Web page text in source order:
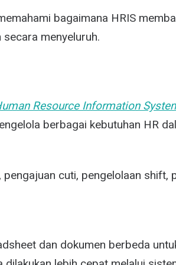
bagaimana HRIS
menyeluruh.
Resource Information
berbagai kebutuhan HR
cuti, pengelolaan shift,
dan dokumen berbeda